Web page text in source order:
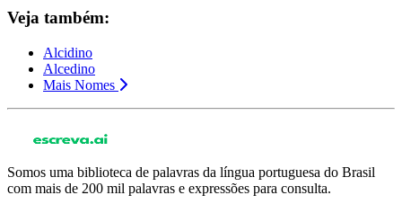
Veja também:
Alcidino
Alcedino
Mais Nomes
Somos uma biblioteca de palavras da língua portuguesa do Brasil
com mais de 200 mil palavras e expressões para consulta.